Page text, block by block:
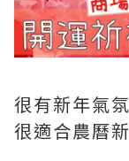
很有新年氣
很適合農曆